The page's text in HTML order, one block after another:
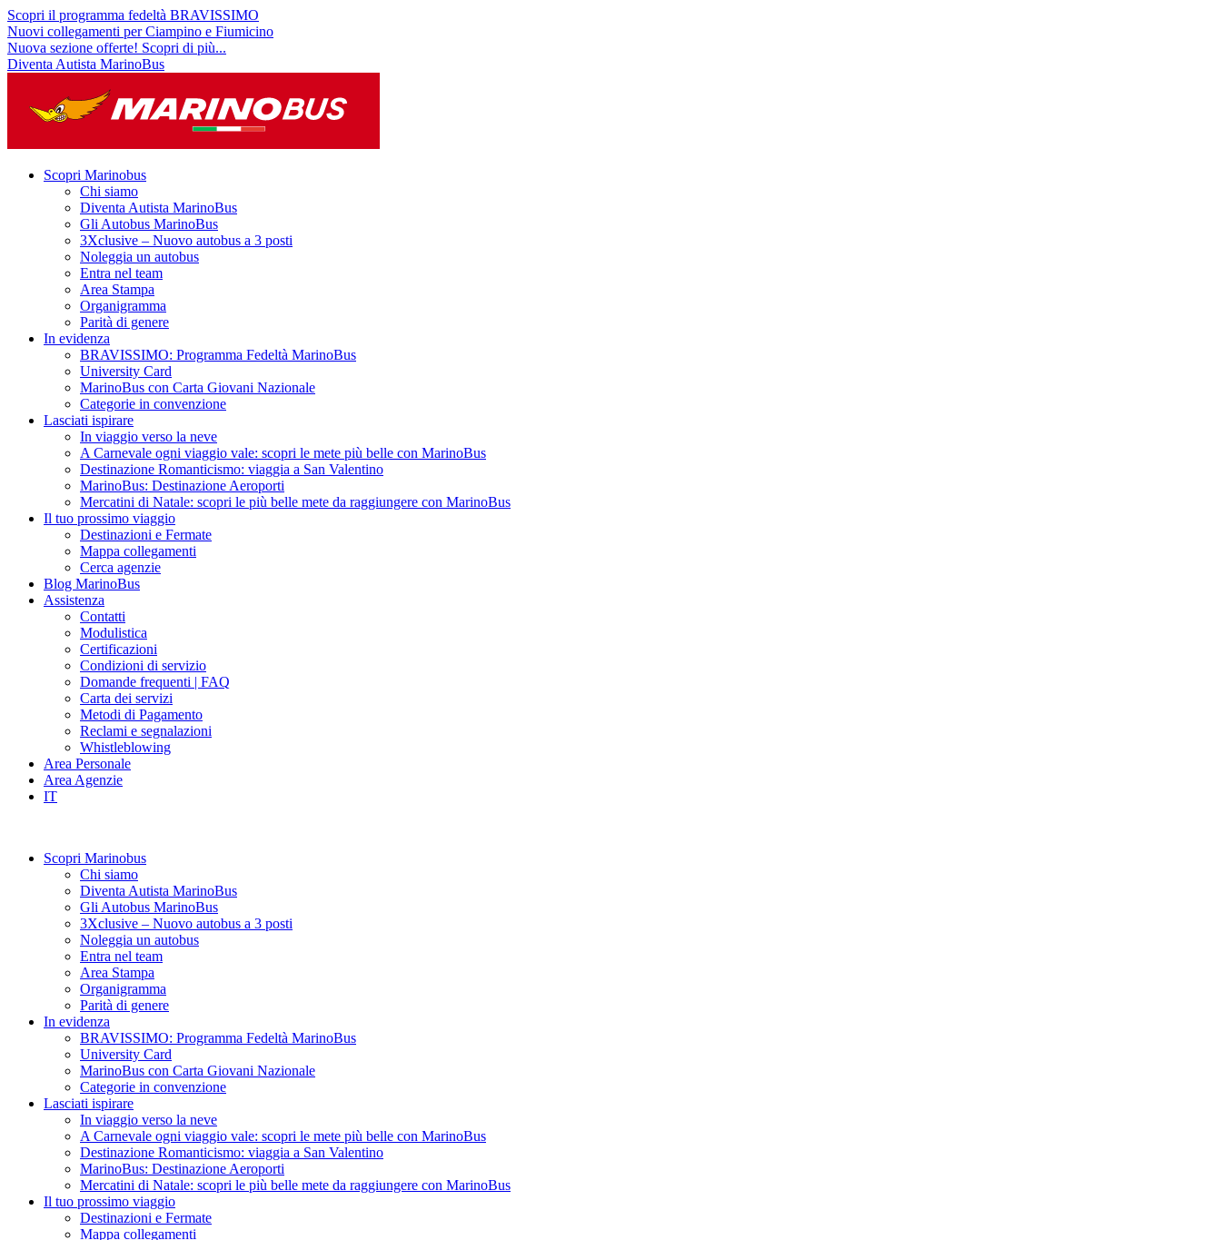
Scopri il programma fedeltà BRAVISSIMO
Nuovi collegamenti per Ciampino e Fiumicino
Nuova sezione offerte! Scopri di più...
Diventa Autista MarinoBus
Scopri Marinobus
Chi siamo
Diventa Autista MarinoBus
Gli Autobus MarinoBus
3Xclusive – Nuovo autobus a 3 posti
Noleggia un autobus
Entra nel team
Area Stampa
Organigramma
Parità di genere
In evidenza
BRAVISSIMO: Programma Fedeltà MarinoBus
University Card
MarinoBus con Carta Giovani Nazionale
Categorie in convenzione
Lasciati ispirare
In viaggio verso la neve
A Carnevale ogni viaggio vale: scopri le mete più belle con MarinoBus
Destinazione Romanticismo: viaggia a San Valentino
MarinoBus: Destinazione Aeroporti
Mercatini di Natale: scopri le più belle mete da raggiungere con MarinoBus
Il tuo prossimo viaggio
Destinazioni e Fermate
Mappa collegamenti
Cerca agenzie
Blog MarinoBus
Assistenza
Contatti
Modulistica
Certificazioni
Condizioni di servizio
Domande frequenti | FAQ
Carta dei servizi
Metodi di Pagamento
Reclami e segnalazioni
Whistleblowing
Area Personale
Area Agenzie
IT
Scopri Marinobus
Chi siamo
Diventa Autista MarinoBus
Gli Autobus MarinoBus
3Xclusive – Nuovo autobus a 3 posti
Noleggia un autobus
Entra nel team
Area Stampa
Organigramma
Parità di genere
In evidenza
BRAVISSIMO: Programma Fedeltà MarinoBus
University Card
MarinoBus con Carta Giovani Nazionale
Categorie in convenzione
Lasciati ispirare
In viaggio verso la neve
A Carnevale ogni viaggio vale: scopri le mete più belle con MarinoBus
Destinazione Romanticismo: viaggia a San Valentino
MarinoBus: Destinazione Aeroporti
Mercatini di Natale: scopri le più belle mete da raggiungere con MarinoBus
Il tuo prossimo viaggio
Destinazioni e Fermate
Mappa collegamenti